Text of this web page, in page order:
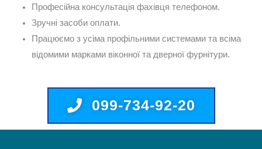
Професійна консультація фахівця телефоном.
Зручні засоби оплати.
Працюємо з усіма профільними системами та всіма
відомими марками віконної та дверної фурнітури.
099-734-92-20